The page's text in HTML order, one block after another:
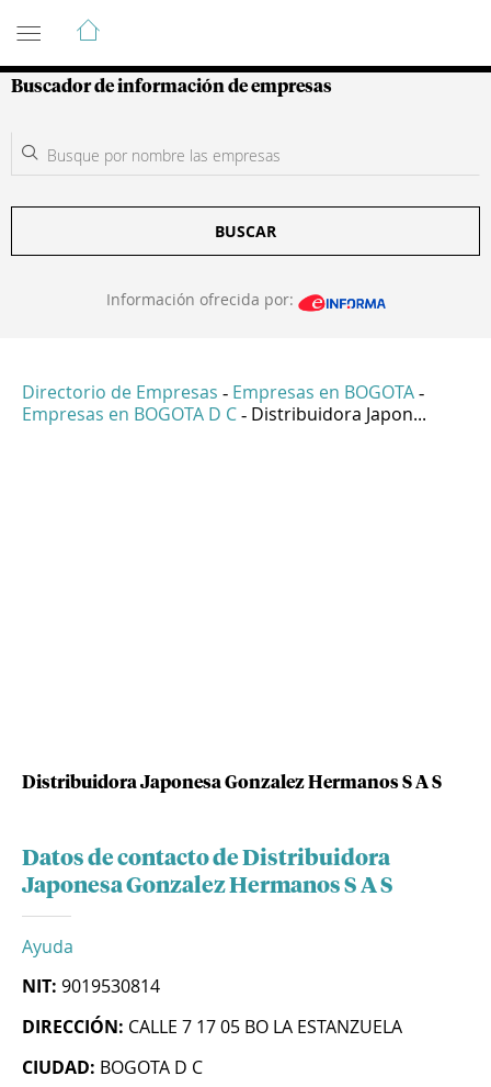
Guía de Empresas Colombianas
Buscador de información de empresas
BUSCAR
Información ofrecida por:
Directorio de Empresas - Empresas en BOGOTA -
Empresas en BOGOTA D C - Distribuidora Japon...
Distribuidora Japonesa Gonzalez Hermanos S A S
Datos de contacto de Distribuidora
Japonesa Gonzalez Hermanos S A S
Ayuda
NIT: 9019530814
DIRECCIÓN: CALLE 7 17 05 BO LA ESTANZUELA
CIUDAD: BOGOTA D C